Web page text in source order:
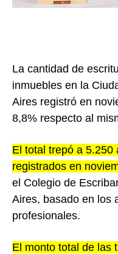
La cantidad de
inmuebles en la
Aires registró en
8,8% respecto al
El total trepó a 5.250
registrados en
el Colegio de
Aires, basado en los
profesionales.
El monto total de las